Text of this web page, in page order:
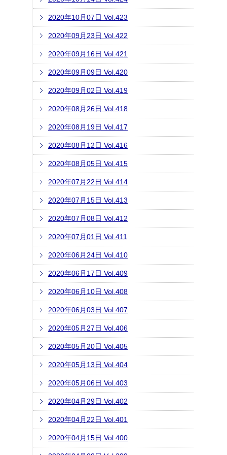
2020年10月07日 Vol.423
2020年09月23日 Vol.422
2020年09月16日 Vol.421
2020年09月09日 Vol.420
2020年09月02日 Vol.419
2020年08月26日 Vol.418
2020年08月19日 Vol.417
2020年08月12日 Vol.416
2020年08月05日 Vol.415
2020年07月22日 Vol.414
2020年07月15日 Vol.413
2020年07月08日 Vol.412
2020年07月01日 Vol.411
2020年06月24日 Vol.410
2020年06月17日 Vol.409
2020年06月10日 Vol.408
2020年06月03日 Vol.407
2020年05月27日 Vol.406
2020年05月20日 Vol.405
2020年05月13日 Vol.404
2020年05月06日 Vol.403
2020年04月29日 Vol.402
2020年04月22日 Vol.401
2020年04月15日 Vol.400